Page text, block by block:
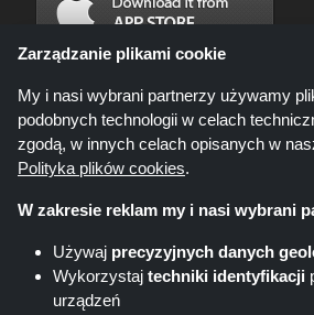
Shoppingspout.com/pl ani jego personel nie
dokonujesz zakupu za pośrednictwem tych
Zarządzanie plikami cookie
My i nasi wybrani partnerzy używamy
podobnych technologii w celach
zgodą, w innych celach opisanych w
Polityka plików cookies.
W zakresie reklam my i nasi wybrani
Używaj precyzyjnych danych
Wykorzystaj techniki identyfikacji
urządzeń